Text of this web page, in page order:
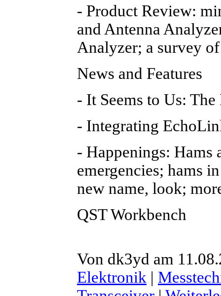
- Product Review:
and Antenna
Analyzer; a survey
News and Features
- It Seems to Us:
- Integrating
- Happenings: Hams
emergencies; hams
new name, look;
QST Workbench
Von dk3yd am
Elektronik |